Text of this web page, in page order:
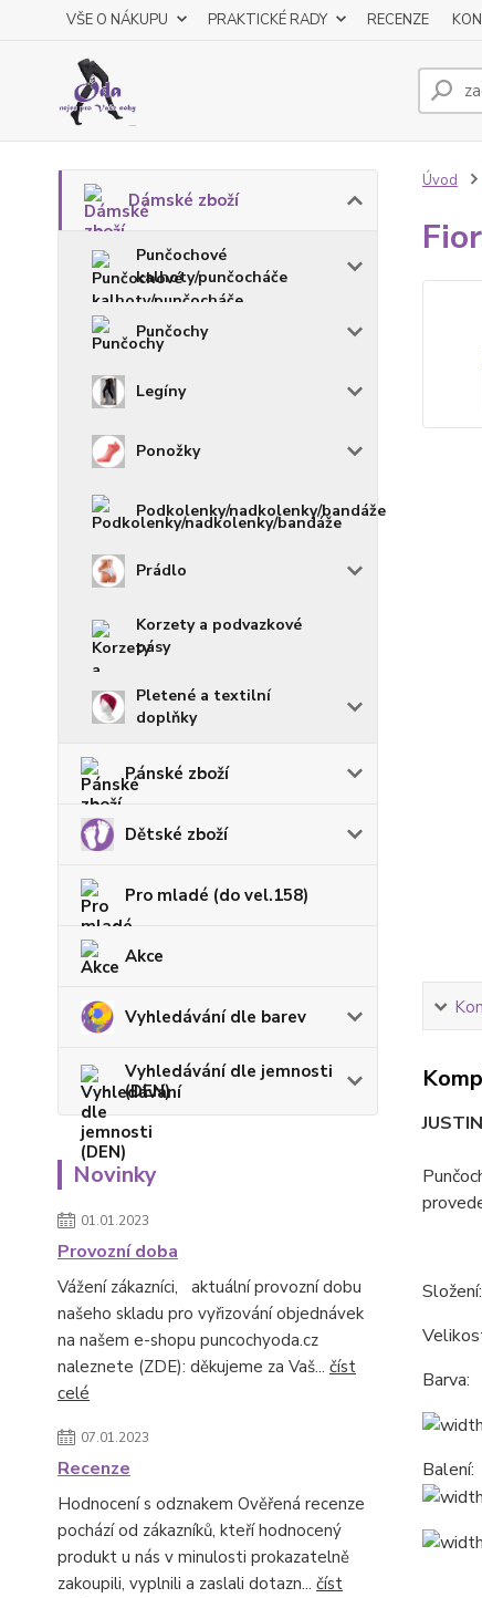
VŠE O NÁKUPU PRAKTICKÉ RADY RECENZE
Dámské zboží
Punčochové
kalhoty/punčocháče
Punčochy
Legíny
Ponožky
Podkolenky/nadkolenky/bandáže
Prádlo
Korzety a podvazkové
pásy
Pletené a textilní
doplňky
Pánské zboží
Dětské zboží
Pro mladé (do vel.158)
Akce
Vyhledávání dle barev
Vyhledávání dle jemnosti
(DEN)
Novinky
01.01.2023
Provozní doba
Vážení zákazníci, aktuální provozní dobu
našeho skladu pro vyřizování objednávek
na našem e-shopu puncochyoda.cz
naleznete (ZDE): děkujeme za Vaš... číst
celé
07.01.2023
Recenze
Hodnocení s odznakem Ověřená recenze
pochází od zákazníků, kteří hodnocený
produkt u nás v minulosti prokazatelně
zakoupili, vyplnili a zaslali dotazn... číst
Úvod
Barva: